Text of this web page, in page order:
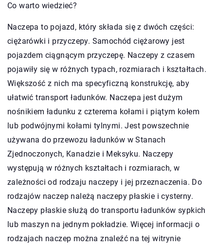
Co warto wiedzieć?
Naczepa to pojazd, który składa się z dwóch części:
ciężarówki i przyczepy. Samochód ciężarowy jest
pojazdem ciągnącym przyczepę. Naczepy z czasem
pojawiły się w różnych typach, rozmiarach i kształtach.
Większość z nich ma specyficzną konstrukcję, aby
ułatwić transport ładunków. Naczepa jest dużym
nośnikiem ładunku z czterema kołami i piątym kołem
lub podwójnymi kołami tylnymi. Jest powszechnie
używana do przewozu ładunków w Stanach
Zjednoczonych, Kanadzie i Meksyku. Naczepy
występują w różnych kształtach i rozmiarach, w
zależności od rodzaju naczepy i jej przeznaczenia. Do
rodzajów naczep należą naczepy płaskie i cysterny.
Naczepy płaskie służą do transportu ładunków sypkich
lub maszyn na jednym pokładzie. Więcej informacji o
rodzajach naczep można znaleźć na tej witrynie